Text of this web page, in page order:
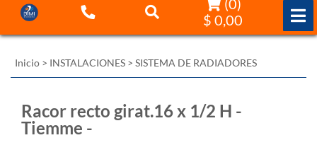
$ 0,00
Inicio > INSTALACIONES > SISTEMA DE RADIADORES
Racor recto girat.16 x 1/2 H -
Tiemme -